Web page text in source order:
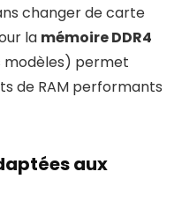
changer de carte
la mémoire DDR4
modèles) permet
de RAM performants
aux